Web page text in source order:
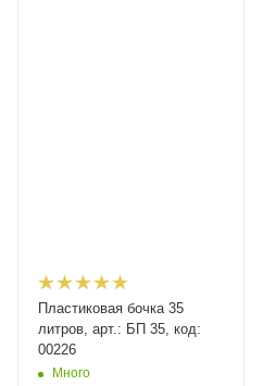
Пластиковая бочка 35
литров, арт.: БП 35, код:
00226
Много